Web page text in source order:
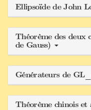
Ellipsoïde de John
Théorème des deux
de Gauss)
Générateurs de
Théorème chinois et